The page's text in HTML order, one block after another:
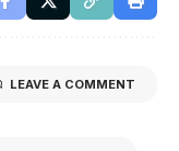
LEAVE A COMMENT